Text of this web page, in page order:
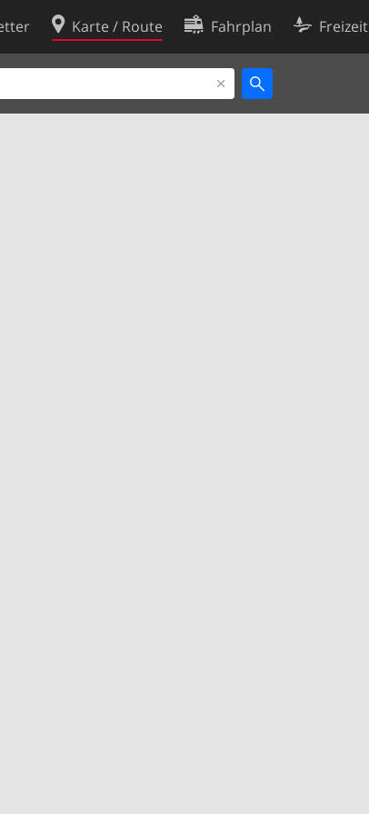
Karte / Route Fahrplan Freizeit
Cookie-Richtlinie
Cookie-Einstellungen